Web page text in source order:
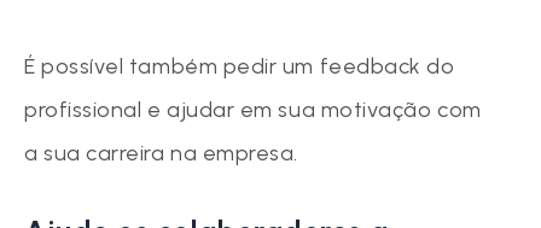
É possível também pedir um feedback do
profissional e ajudar em sua motivação com
a sua carreira na empresa.